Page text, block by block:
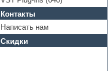
Контакты
Написать нам
Скидки